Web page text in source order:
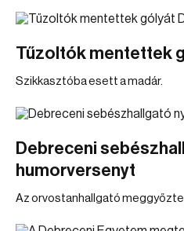
Tűzoltók mentettek
Szikkasztóba esett a madár.
Debreceni
humorversenyt
Az orvostanhallgató